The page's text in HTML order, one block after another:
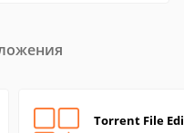
Torrent File